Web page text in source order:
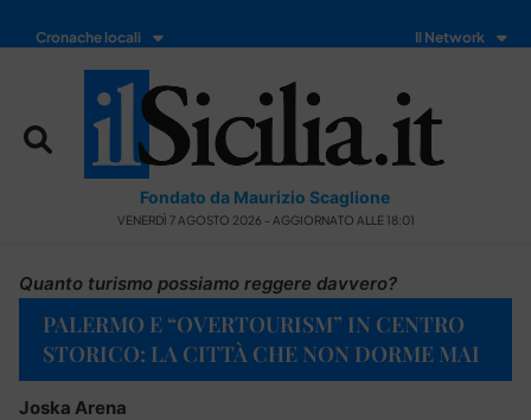
Cronache locali Il Network
Fondato da Maurizio Scaglione
VENERDÌ 7 AGOSTO 2026 - AGGIORNATO ALLE 18:01
Quanto turismo possiamo reggere davvero?
PALERMO E “OVERTOURISM” IN CENTRO
STORICO: LA CITTÀ CHE NON DORME MAI
Joska Arena